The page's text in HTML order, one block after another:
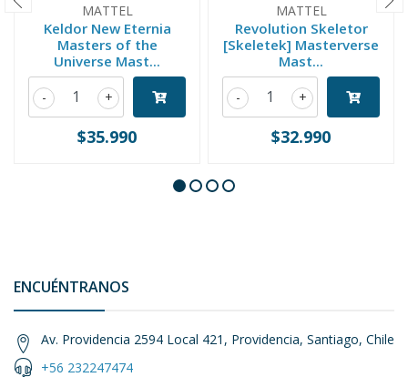
MATTEL
Keldor New Eternia
Masters of the
Universe Mast...
+
-
$35.990
MATTEL
Revolution Skeletor
[Skeletek] Masterverse
Mast...
+
-
$32.990
ENCUÉNTRANOS
Av. Providencia 2594 Local 421, Providencia, Santiago, Chile
+56 232247474